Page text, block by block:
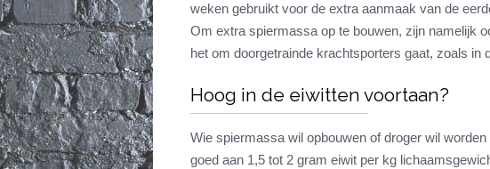
weken gebruikt voor de extra aanmaak van de
Om extra spiermassa op te bouwen, zijn namelijk
het om doorgetrainde krachtsporters gaat, zoals in
Hoog in de eiwitten voortaan?
Wie spiermassa wil opbouwen of droger wil
goed aan 1,5 tot 2 gram eiwit per kg